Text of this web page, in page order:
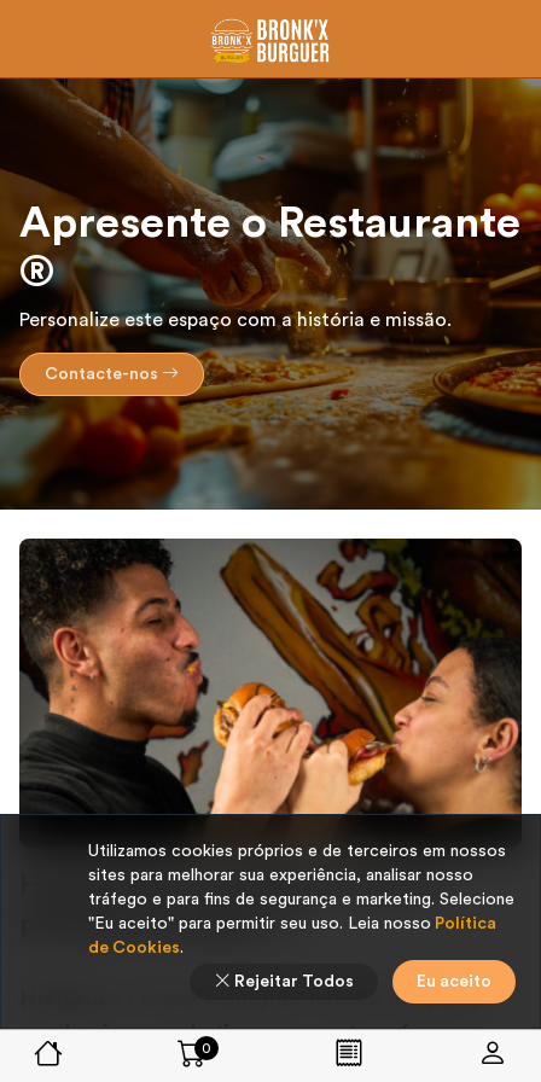
Apresente o Restaurante
®
Personalize este espaço com a história e missão.
Contacte-nos
Hamburguer artesanal: Amor à
primeira mordida. ✨
O Bronk’x Burguer nasceu em plena
pandemia, quando tivemos que transformar um
momento difícil em oportunidade. Como casal
0
Utilizamos cookies próprios e de terceiros em nossos
sites para melhorar sua experiência, analisar nosso
tráfego e para fins de segurança e marketing. Selecione
"Eu aceito" para permitir seu uso. Leia nosso Política
de Cookies.
Rejeitar Todos
Eu aceito